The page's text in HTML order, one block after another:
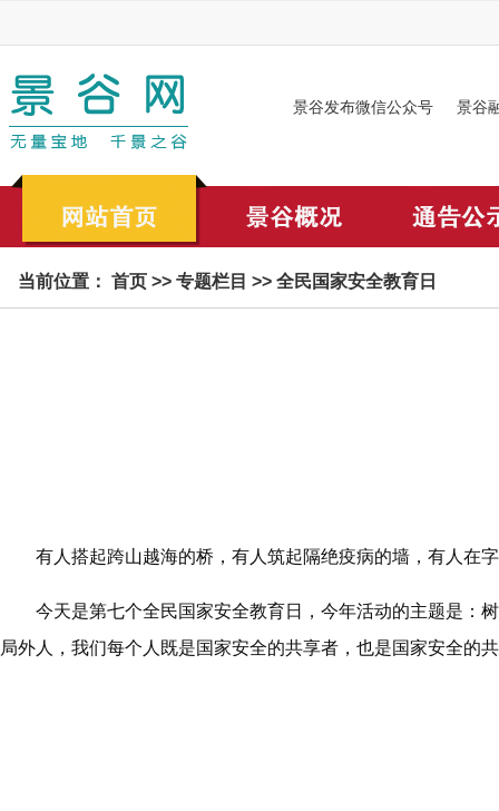
景谷发布微信公众号 景谷
当前位置： 首页 >> 专题栏目 >> 全民国家安全教育日
有人搭起跨山越海的桥，有人筑起隔绝疫病的墙，有人在
今天是第七个全民国家安全教育日，今年活动的主题是：
局外人，我们每个人既是国家安全的共享者，也是国家安全的